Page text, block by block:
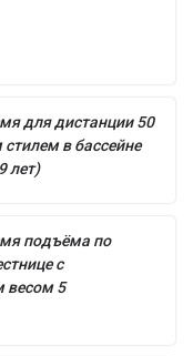
для дистанции 50
в бассейне
лет)
подъёма по
с
весом 5